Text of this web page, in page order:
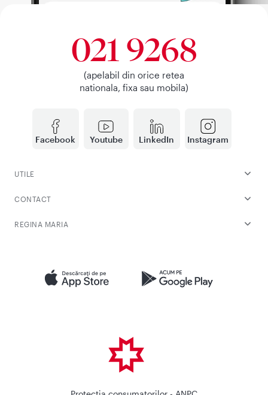
Facebook Youtube LinkedIn Instagram
021 9268
(apelabil din orice retea
nationala, fixa sau mobila)
UTILE
CONTACT
REGINA MARIA